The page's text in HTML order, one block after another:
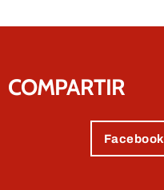
COMPARTIR
Facebook